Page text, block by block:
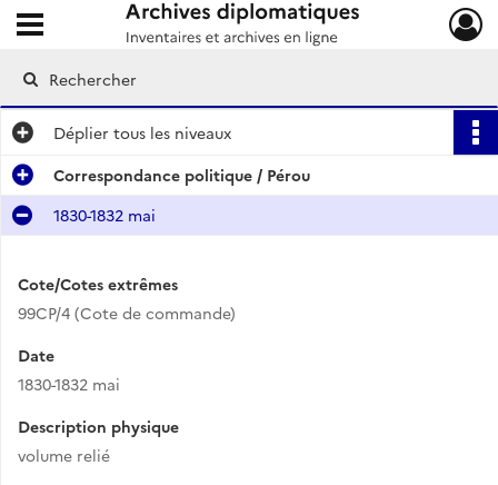
Archives diplomatiques
Ouvrir le menu déroulant
Déplier tous les niveaux
Correspondance politique / Pérou
1830-1832 mai
Cote/Cotes extrêmes
99CP/4 (Cote de commande)
Date
1830-1832 mai
Description physique
volume relié